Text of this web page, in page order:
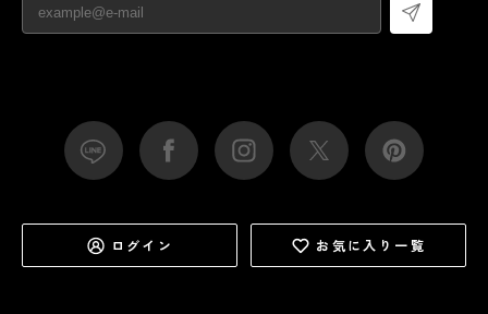
ログイン お気に入り一覧